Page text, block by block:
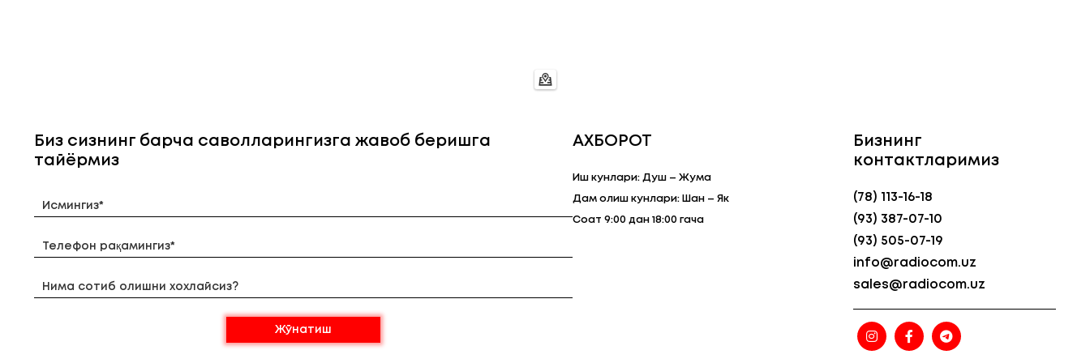
Биз сизнинг барча саволларингизга жавоб беришга
тайёрмиз
АХБОРОТ
Иш кунлари: Душ – Жума
Дам олиш кунлари: Шан – Як
Соат 9:00 дан 18:00 гача
Бизнинг
контактларимиз
(78) 113-16-18
(93) 387-07-10
(93) 505-07-19
info@radiocom.uz
sales@radiocom.uz